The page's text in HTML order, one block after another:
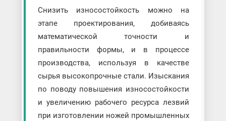
Снизить износостойкость можно на
этапе проектирования, добиваясь
математической точности и
правильности формы, и в процессе
производства, используя в качестве
сырья высокопрочные стали. Изыскания
по поводу повышения износостойкости
и увеличению рабочего ресурса лезвий
при изготовлении ножей промышленных